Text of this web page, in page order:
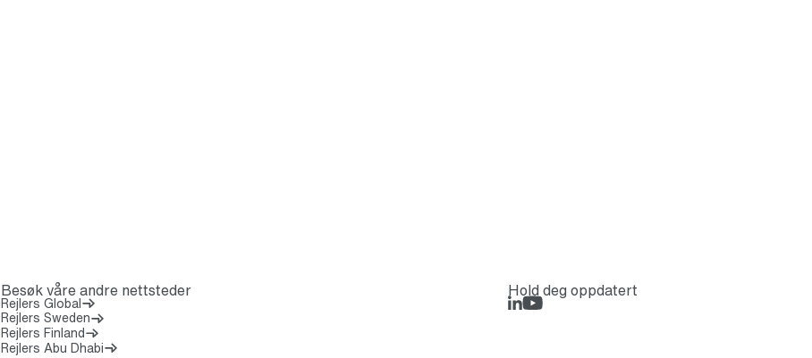
Besøk våre andre nettsteder
Rejlers Global(Åpnes i en ny fane)
Rejlers Sweden
Rejlers Finland
Rejlers Abu Dhabi
Hold deg oppdatert
LinkedIn
Rejlers Play